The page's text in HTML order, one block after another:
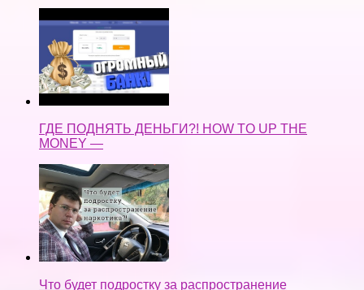
ГДЕ ПОДНЯТЬ ДЕНЬГИ?! HOW TO UP THE
MONEY —
Что будет подростку за распространение